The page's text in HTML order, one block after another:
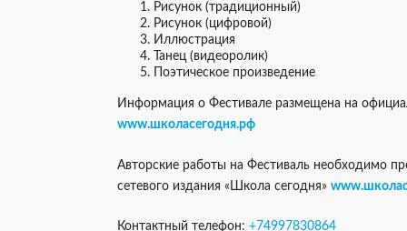
Рисунок (традиционный)
Рисунок (цифровой)
Иллюстрация
Танец (видеоролик)
Поэтическое произведение
Информация о Фестивале размещена на
www.школасегодня.рф
Авторские работы на Фестиваль необходимо
сетевого издания «Школа сегодня»
Контактный телефон: +74997830864